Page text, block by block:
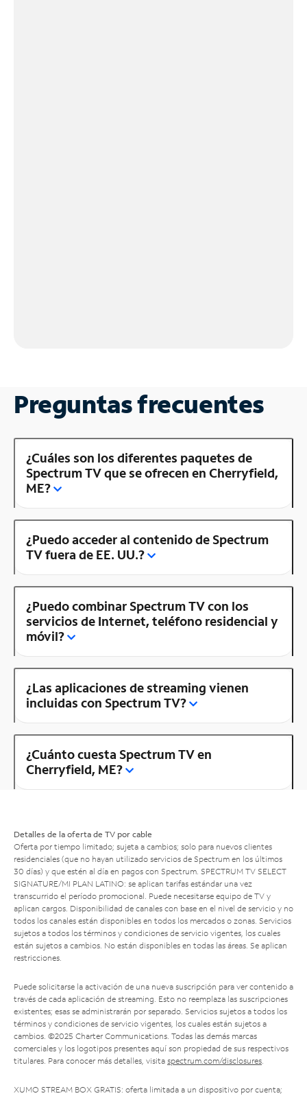
Preguntas frecuentes
¿Cuáles son los diferentes paquetes de
Spectrum TV que se ofrecen en Cherryfield,
ME?
¿Puedo acceder al contenido de Spectrum
TV fuera de EE. UU.?
¿Puedo combinar Spectrum TV con los
servicios de Internet, teléfono residencial y
móvil?
¿Las aplicaciones de streaming vienen
incluidas con Spectrum TV?
¿Cuánto cuesta Spectrum TV en
Cherryfield, ME?
Detalles de la oferta de TV por cable
Oferta por tiempo limitado; sujeta a cambios; solo para nuevos clientes
residenciales (que no hayan utilizado servicios de Spectrum en los últimos
30 días) y que estén al día en pagos con Spectrum. SPECTRUM TV SELECT
SIGNATURE/MI PLAN LATINO: se aplican tarifas estándar una vez
transcurrido el período promocional. Puede necesitarse equipo de TV y
aplican cargos. Disponibilidad de canales con base en el nivel de servicio y no
todos los canales están disponibles en todos los mercados o zonas. Servicios
sujetos a todos los términos y condiciones de servicio vigentes, los cuales
están sujetos a cambios. No están disponibles en todas las áreas. Se aplican
restricciones.
Puede solicitarse la activación de una nueva suscripción para ver contenido a
través de cada aplicación de streaming. Esto no reemplaza las suscripciones
existentes; esas se administrarán por separado. Servicios sujetos a todos los
términos y condiciones de servicio vigentes, los cuales están sujetos a
cambios. ©2025 Charter Communications. Todas las demás marcas
comerciales y los logotipos presentes aquí son propiedad de sus respectivos
titulares. Para conocer más detalles, visita spectrum.com/disclosures.
XUMO STREAM BOX GRATIS: oferta limitada a un dispositivo por cuenta;